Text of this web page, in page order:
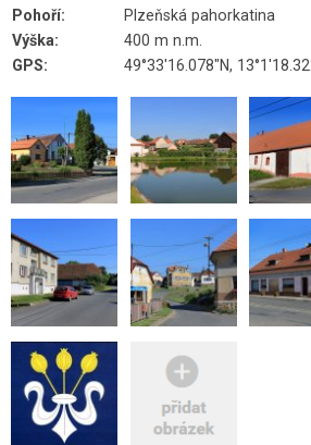
Pohoří:
Plzeňská pahorkatina
Výška:
400 m n.m.
GPS:
49°33'16.078"N,